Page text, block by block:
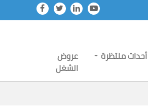
أحداث منتظرة
عروض
الشغل